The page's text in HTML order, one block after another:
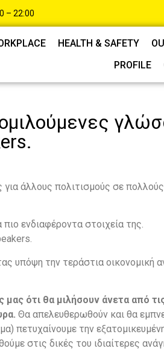
– 22:00
HEALTH & SAFETY
PROFILE
ομιλούμενες
για άλλους πολιτισμούς σε
ενδιαφέροντα στοιχεία της.
υπόψη την τεράστια οικονομική
μας ότι θα μιλήσουν άνετα από
Θα απελευθερωθούν και θα
πετυχαίνουμε την
στις δικές του ιδιαίτερες